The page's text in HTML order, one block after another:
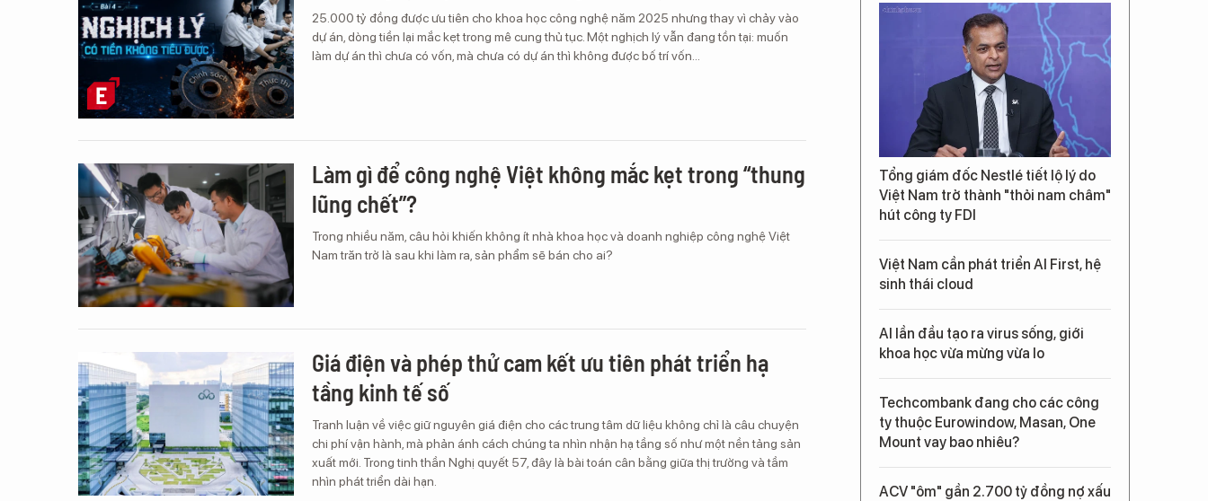
25.000 tỷ đồng được ưu tiên cho khoa học công nghệ năm 2025 nhưng thay vì chảy vào
dự án, dòng tiền lại mắc kẹt trong mê cung thủ tục. Một nghịch lý vẫn đang tồn tại: muốn
làm dự án thì chưa có vốn, mà chưa có dự án thì không được bố trí vốn...
Làm gì để công nghệ Việt không mắc kẹt trong “thung
lũng chết”?
Trong nhiều năm, câu hỏi khiến không ít nhà khoa học và doanh nghiệp công nghệ Việt
Nam trăn trở là sau khi làm ra, sản phẩm sẽ bán cho ai?
Giá điện và phép thử cam kết ưu tiên phát triển hạ
tầng kinh tế số
Tranh luận về việc giữ nguyên giá điện cho các trung tâm dữ liệu không chỉ là câu chuyện
chi phí vận hành, mà phản ánh cách chúng ta nhìn nhận hạ tầng số như một nền tảng sản
xuất mới. Trong tinh thần Nghị quyết 57, đây là bài toán cân bằng giữa thị trường và tầm
nhìn phát triển dài hạn.
Tổng giám đốc Nestlé tiết lộ lý do
Việt Nam trở thành "thỏi nam châm"
hút công ty FDI
Việt Nam cần phát triển AI First, hệ
sinh thái cloud
AI lần đầu tạo ra virus sống, giới
khoa học vừa mừng vừa lo
Techcombank đang cho các công
ty thuộc Eurowindow, Masan, One
Mount vay bao nhiêu?
ACV "ôm" gần 2.700 tỷ đồng nợ xấu